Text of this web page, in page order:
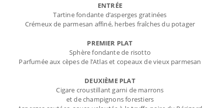
ENTRÉE
Tartine fondante d’asperges gratinées
Crémeux de parmesan affiné, herbes fraîches du potager
PREMIER PLAT
Sphère fondante de risotto
Parfumée aux cèpes de l’Atlas et copeaux de vieux parmesan
DEUXIÈME PLAT
Cigare croustillant garni de marrons
et de champignons forestiers